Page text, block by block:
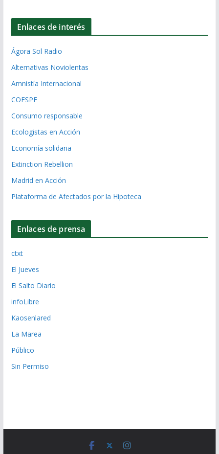
Enlaces de interés
Ágora Sol Radio
Alternativas Noviolentas
Amnistía Internacional
COESPE
Consumo responsable
Ecologistas en Acción
Economía solidaria
Extinction Rebellion
Madrid en Acción
Plataforma de Afectados por la Hipoteca
Enlaces de prensa
ctxt
El Jueves
El Salto Diario
infoLibre
Kaosenlared
La Marea
Público
Sin Permiso